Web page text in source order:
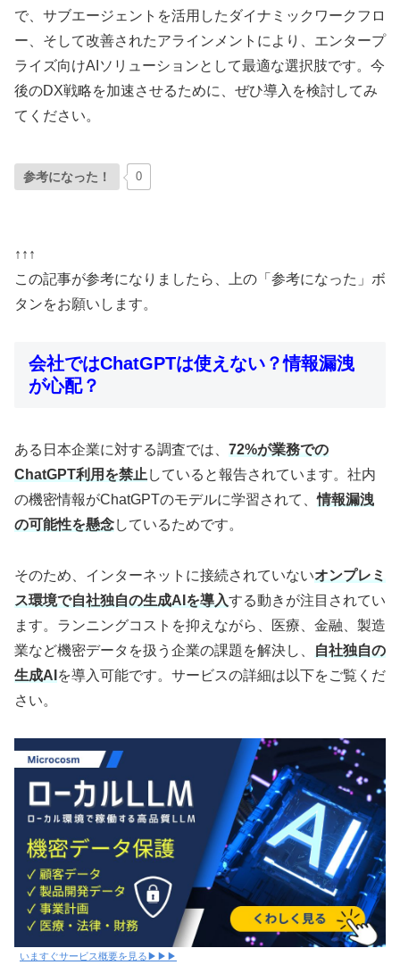
で、サブエージェントを活用したダイナミックワークフロ
ー、そして改善されたアラインメントにより、エンタープ
ライズ向けAIソリューションとして最適な選択肢です。今
後のDX戦略を加速させるために、ぜひ導入を検討してみ
てください。
参考になった！ 0
↑↑↑
この記事が参考になりましたら、上の「参考になった」ボ
タンをお願いします。
会社ではChatGPTは使えない？情報漏洩
が心配？
ある日本企業に対する調査では、 72%が業務での
ChatGPT利用を禁止 していると報告されています。社内
の機密情報がChatGPTのモデルに学習されて、情報漏洩
の可能性を懸念しているためです。
そのため、インターネットに接続されていないオンプレミ
ス環境で自社独自の生成AIを導入する動きが注目されてい
ます。ランニングコストを抑えながら、医療、金融、製造
業など機密データを扱う企業の課題を解決し、
自社独自の
生成AI を導入可能です。サービスの詳細は以下をご覧くだ
さい。
いますぐサービス概要を見る▶▶▶